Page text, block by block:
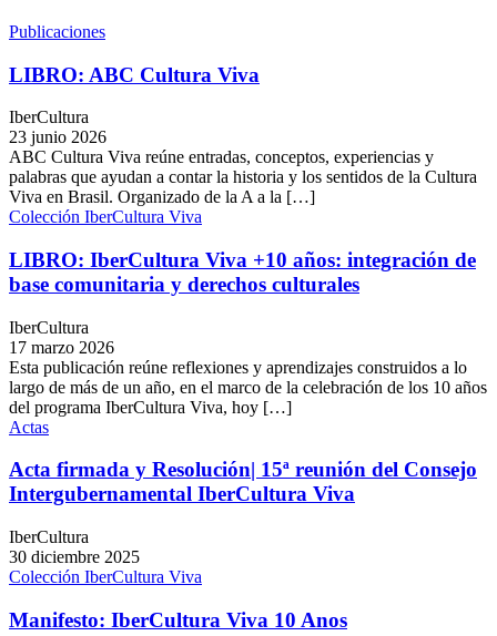
Publicaciones
LIBRO: ABC Cultura Viva
IberCultura
23 junio 2026
ABC Cultura Viva reúne entradas, conceptos, experiencias y
palabras que ayudan a contar la historia y los sentidos de la Cultura
Viva en Brasil. Organizado de la A a la […]
Colección IberCultura Viva
LIBRO: IberCultura Viva +10 años: integración de
base comunitaria y derechos culturales
IberCultura
17 marzo 2026
Esta publicación reúne reflexiones y aprendizajes construidos a lo
largo de más de un año, en el marco de la celebración de los 10 años
del programa IberCultura Viva, hoy […]
Actas
Acta firmada y Resolución| 15ª reunión del Consejo
Intergubernamental IberCultura Viva
IberCultura
30 diciembre 2025
Colección IberCultura Viva
Manifesto: IberCultura Viva 10 Anos